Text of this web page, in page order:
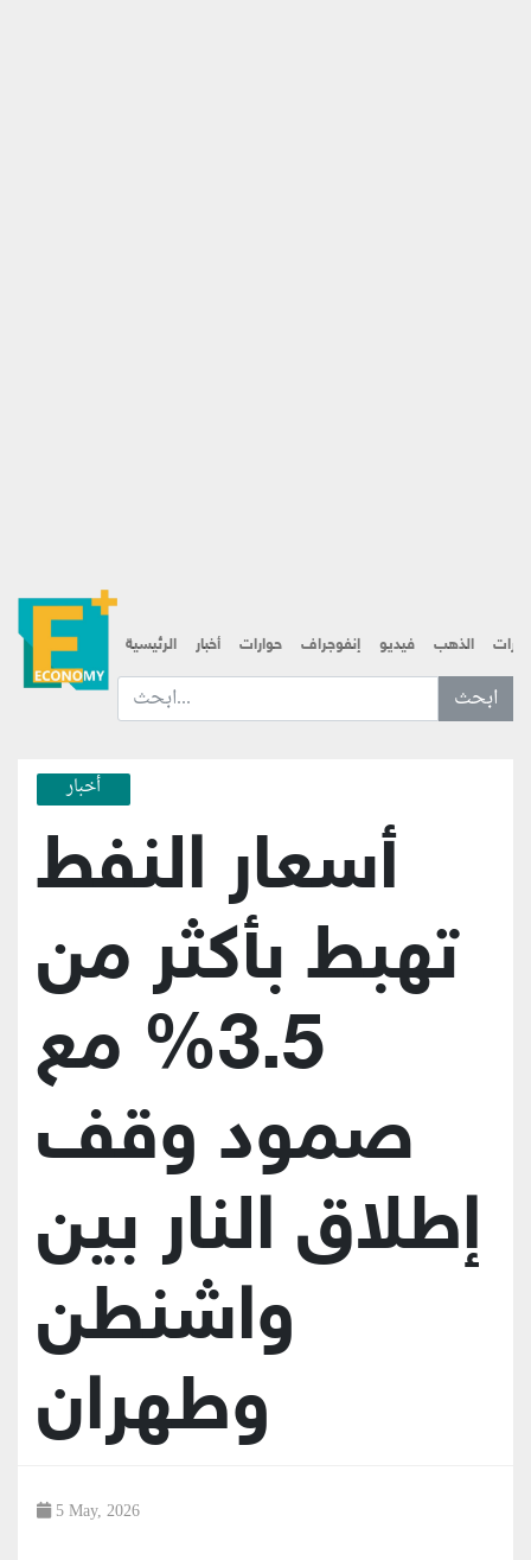
الرئيسية أخبار حوارات إنفوجراف فيديو الذهب
ابحث عن... :
أخبار
أسعار النفط
تهبط بأكثر من
3.5% مع
صمود وقف
إطلاق النار بين
واشنطن
وطهران
5 May, 2026